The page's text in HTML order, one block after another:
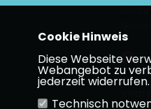
Cookie Hinweis
Diese Webseite
Webangebot zu
jederzeit
Technisch